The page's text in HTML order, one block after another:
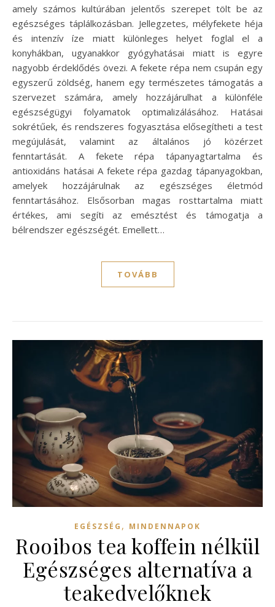
amely számos kultúrában jelentős szerepet tölt be az
egészséges táplálkozásban. Jellegzetes, mélyfekete héja
és intenzív íze miatt különleges helyet foglal el a
konyhákban, ugyanakkor gyógyhatásai miatt is egyre
nagyobb érdeklődés övezi. A fekete répa nem csupán egy
egyszerű zöldség, hanem egy természetes támogatás a
szervezet számára, amely hozzájárulhat a különféle
egészségügyi folyamatok optimalizálásához. Hatásai
sokrétűek, és rendszeres fogyasztása elősegítheti a test
megújulását, valamint az általános jó közérzet
fenntartását. A fekete répa tápanyagtartalma és
antioxidáns hatásai A fekete répa gazdag tápanyagokban,
amelyek hozzájárulnak az egészséges életmód
fenntartásához. Elsősorban magas rosttartalma miatt
értékes, ami segíti az emésztést és támogatja a
bélrendszer egészségét. Emellett…
TOVÁBB
EGÉSZSÉG , MINDENNAPOK
Rooibos tea koffein nélkül
Egészséges alternatíva a
teakedvelőknek